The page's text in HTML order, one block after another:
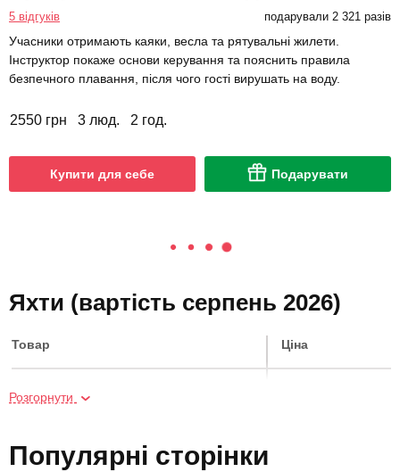
5 відгуків подарували 2 321 разів
Учасники отримають каяки, весла та рятувальні жилети.
Інструктор покаже основи керування та пояснить правила
безпечного плавання, після чого гості вирушать на воду.
2550 грн 3 люд. 2 год.
Купити для себе Подарувати
Яхти (вартість серпень 2026)
Товар Ціна
SUP-серфінг на заході сонця для
Плавання з дельфінами
Розгорнути
Популярні сторінки